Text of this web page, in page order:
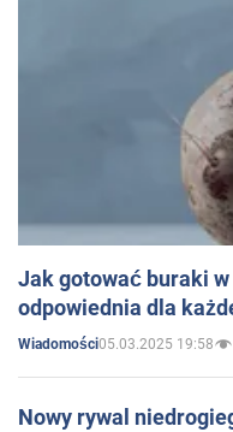
Jak gotować buraki
odpowiednia dla
Wiadomości05.03.2025 19:58
Nowy rywal